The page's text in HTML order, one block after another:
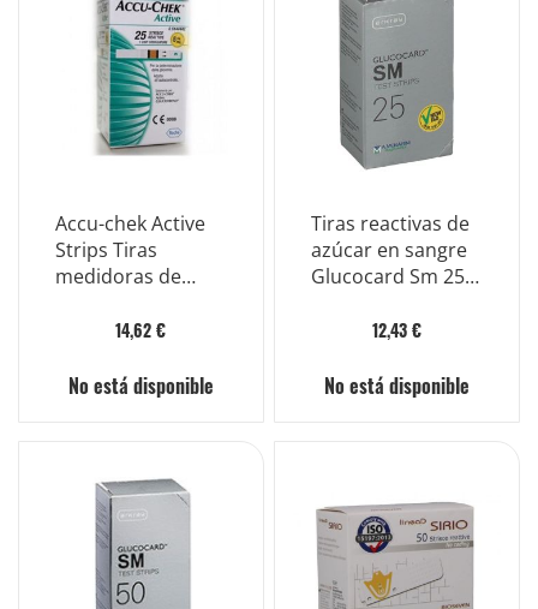
Accu-chek Active
Strips Tiras
medidoras de
25 piezas Inf Retail
14,62 €
No está disponible
Tiras reactivas de
azúcar en sangre
Glucocard Sm 25
12,43 €
No está disponible